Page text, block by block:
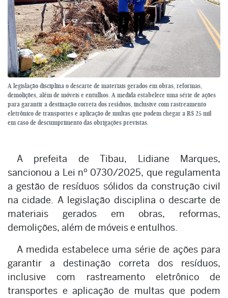
A legislação disciplina o descarte de materiais gerados em obras, reformas,
demolições, além de móveis e entulhos. A medida estabelece uma série de ações
para garantir a destinação correta dos resíduos, inclusive com rastreamento
eletrônico de transportes e aplicação de multas que podem chegar a R$ 25 mil
em caso de descumprimento das obrigações previstas.
A prefeita de Tibau, Lidiane Marques,
sancionou a Lei nº 0730/2025, que regulamenta
a gestão de resíduos sólidos da construção civil
na cidade. A legislação disciplina o descarte de
materiais gerados em obras, reformas,
demolições, além de móveis e entulhos.
A medida estabelece uma série de ações para
garantir a destinação correta dos resíduos,
inclusive com rastreamento eletrônico de
transportes e aplicação de multas que podem